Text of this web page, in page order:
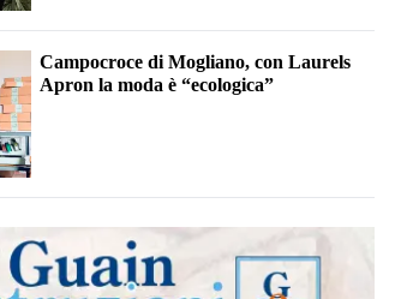
Campocroce di Mogliano, con Laurels
Apron la moda è “ecologica”